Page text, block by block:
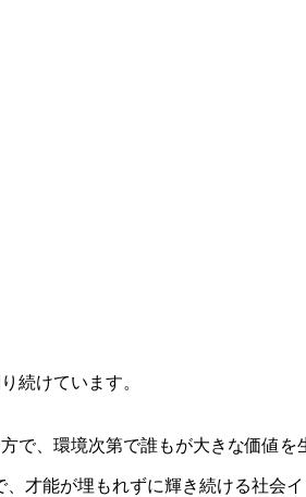
続けています。
で、環境次第で誰もが大きな価値を
才能が埋もれずに輝き続ける社会